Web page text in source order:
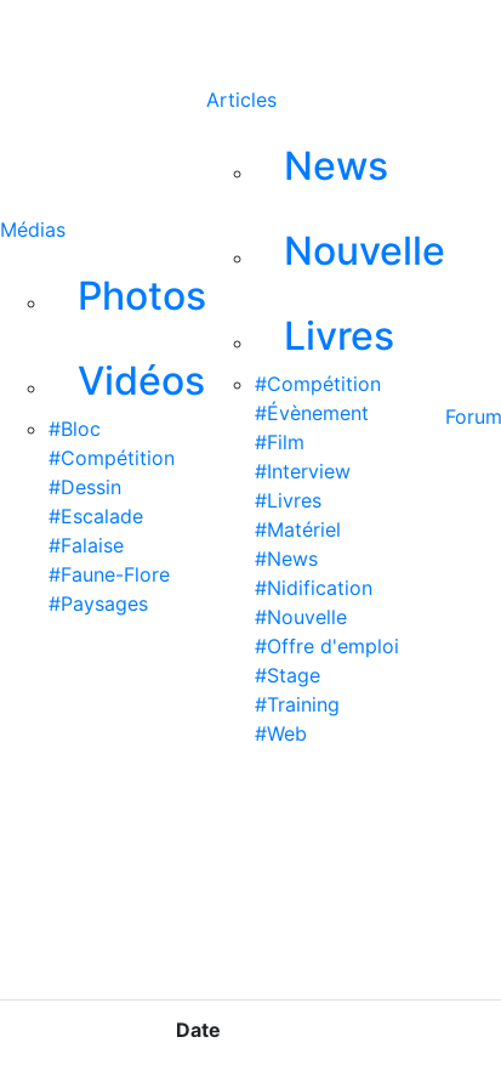
Médias
Photos
Vidéos
#Bloc
#Compétition
#Dessin
#Escalade
#Falaise
#Faune-Flore
#Paysages
Articles
News
Nouvelle
Livres
#Compétition
#Évènement
#Film
#Interview
#Livres
#Matériel
#News
#Nidification
#Nouvelle
#Offre d'emploi
#Stage
#Training
#Web
Forum
Date